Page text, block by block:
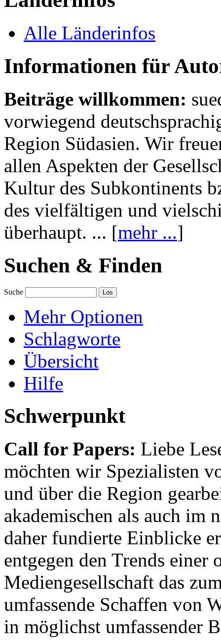
Alle Länderinfos
Informationen für
Beiträge willkommen:
vorwiegend
Region Südasien. Wir
allen Aspekten der
Kultur des Subkontinents
des vielfältigen und
überhaupt. ... [mehr ...]
Suchen & Finden
Suche
Mehr Optionen
Schlagworte
Übersicht
Hilfe
Schwerpunkt
Call for Papers: Liebe
möchten wir Spezialisten
und über die Region
akademischen als auch im
daher fundierte Einblicke
entgegen den Trends einer
Mediengesellschaft das
umfassende Schaffen von
in möglichst umfassender